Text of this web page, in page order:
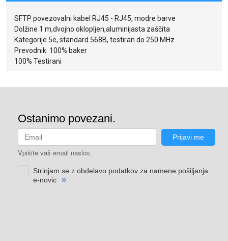
SFTP povezovalni kabel RJ45 - RJ45, modre barve
Dolžine 1 m,dvojno oklopljen,aluminijasta zaščita
Kategorije 5e, standard 568B, testiran do 250 MHz
Prevodnik: 100% baker
100% Testirani